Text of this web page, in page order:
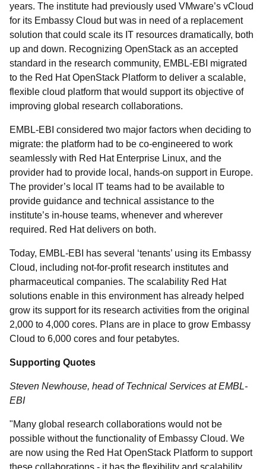
years. The institute had previously used VMware’s vCloud
for its Embassy Cloud but was in need of a replacement
solution that could scale its IT resources dramatically, both
up and down. Recognizing OpenStack as an accepted
standard in the research community, EMBL-EBI migrated
to the Red Hat OpenStack Platform to deliver a scalable,
flexible cloud platform that would support its objective of
improving global research collaborations.
EMBL-EBI considered two major factors when deciding to
migrate: the platform had to be co-engineered to work
seamlessly with Red Hat Enterprise Linux, and the
provider had to provide local, hands-on support in Europe.
The provider’s local IT teams had to be available to
provide guidance and technical assistance to the
institute’s in-house teams, whenever and wherever
required. Red Hat delivers on both.
Today, EMBL-EBI has several ‘tenants’ using its Embassy
Cloud, including not-for-profit research institutes and
pharmaceutical companies. The scalability Red Hat
solutions enable in this environment has already helped
grow its support for its research activities from the original
2,000 to 4,000 cores. Plans are in place to grow Embassy
Cloud to 6,000 cores and four petabytes.
Supporting Quotes
Steven Newhouse, head of Technical Services at EMBL-
EBI
"Many global research collaborations would not be
possible without the functionality of Embassy Cloud. We
are now using the Red Hat OpenStack Platform to support
these collaborations - it has the flexibility and scalability